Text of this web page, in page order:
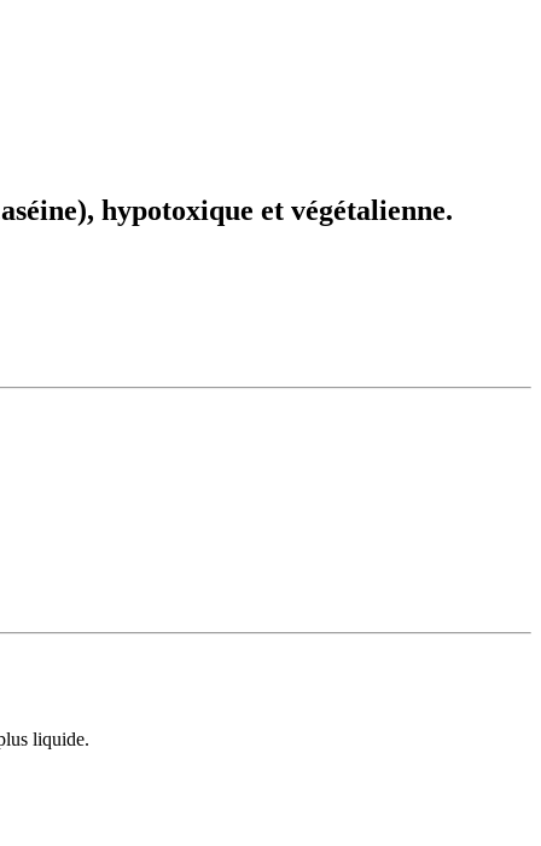
hypotoxique et végétalienne.
liquide.